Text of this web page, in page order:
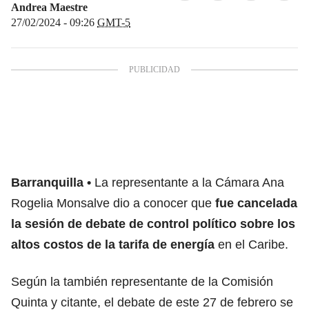
Andrea Maestre
27/02/2024 - 09:26 GMT-5
Barranquilla
La representante a la Cámara Ana
Rogelia Monsalve dio a conocer que fue cancelada
la sesión de debate de control político sobre los
altos costos de la tarifa de energía en el Caribe.
Según la también representante de la Comisión
Quinta y citante, el debate de este 27 de febrero se